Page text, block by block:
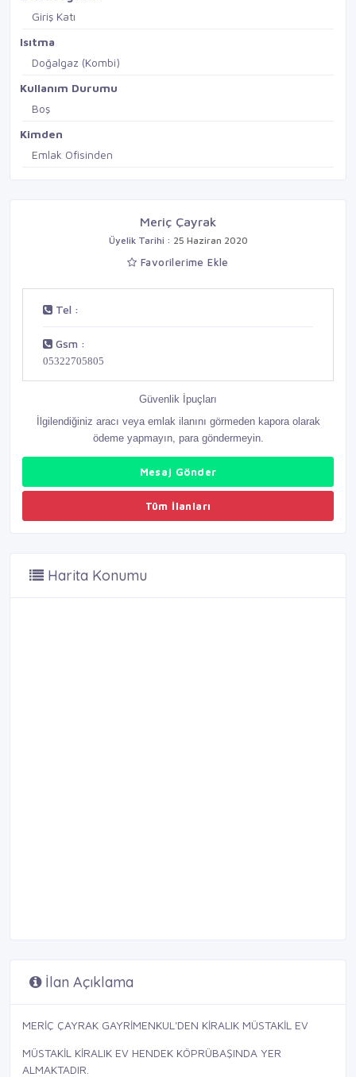
Giriş Katı
Isıtma
Doğalgaz (Kombi)
Kullanım Durumu
Boş
Kimden
Emlak Ofisinden
Meriç Çayrak
Üyelik Tarihi : 25 Haziran 2020
Favorilerime Ekle
Tel :
Gsm :
05322705805
Güvenlik İpuçları
İlgilendiğiniz aracı veya emlak ilanını görmeden kapora olarak
ödeme yapmayın, para göndermeyin.
Mesaj Gönder
Tüm İlanları
Harita Konumu
İlan Açıklama
MERİÇ ÇAYRAK GAYRİMENKUL'DEN KİRALIK MÜSTAKİL EV
MÜSTAKİL KİRALIK EV HENDEK KÖPRÜBAŞINDA YER
ALMAKTADIR.